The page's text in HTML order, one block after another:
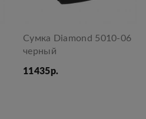
Сумка Diamond 5010-06
черный
11435р.